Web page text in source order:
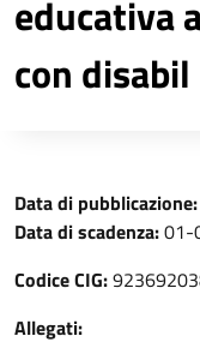
educativa
con disabil
Data di pubblicazione:
Data di scadenza:01-
Codice CIG:
Allegati: